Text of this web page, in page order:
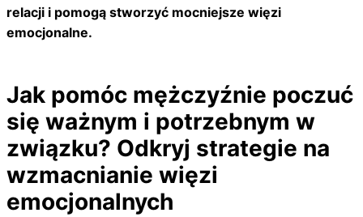
relacji i pomogą stworzyć mocniejsze więzi
emocjonalne.
Jak pomóc mężczyźnie poczuć
się ważnym i potrzebnym w
związku? Odkryj strategie na
wzmacnianie więzi
emocjonalnych